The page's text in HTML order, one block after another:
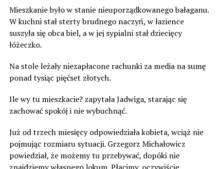
Mieszkanie było w stanie nieuporządkowanego bałaganu.
W kuchni stał sterty brudnego naczyń, w łazience
suszyła się obca biel, a w jej sypialni stał dziecięcy
łóżeczko.
Na stole leżały niezapłacone rachunki za media na sumę
ponad tysiąc pięćset złotych.
Ile wy tu mieszkacie? zapytała Jadwiga, starając się
zachować spokój i nie wybuchnąć.
Już od trzech miesięcy odpowiedziała kobieta, wciąż nie
pojmując rozmiaru sytuacji. Grzegorz Michałowicz
powiedział, że możemy tu przebywać, dopóki nie